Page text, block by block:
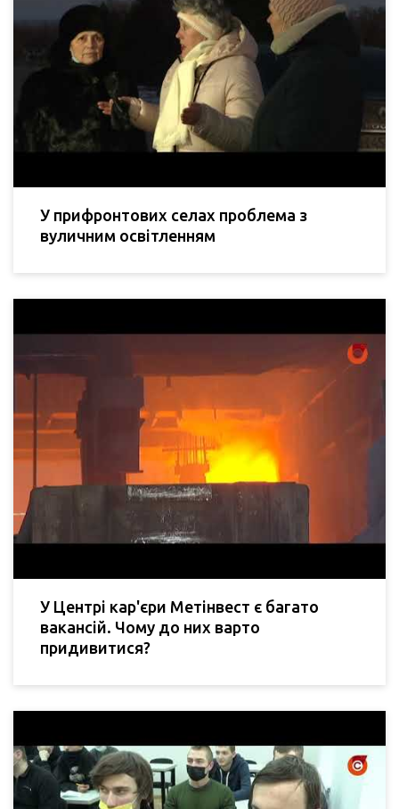
У прифронтових селах проблема з
вуличним освітленням
У Центрі кар'єри Метінвест є багато
вакансій. Чому до них варто
придивитися?